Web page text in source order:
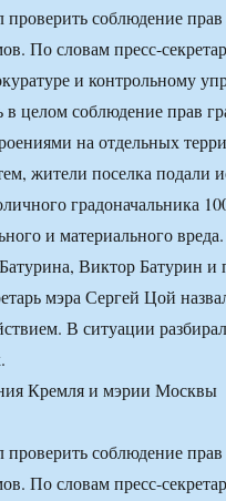
соблюдение
По словам пресс-
и контрольному
в целом соблюдение прав
на отдельных
жители поселка
градоначальника
и материального
Виктор Батурин и
мэра Сергей Цой
В ситуации
соблюдение
По словам пресс-